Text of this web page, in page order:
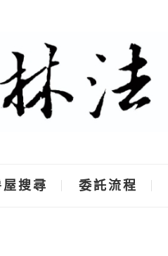
屋搜尋 委託流程